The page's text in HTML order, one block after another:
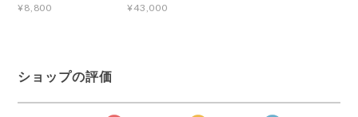
¥8,800
¥43,000
ショップの評価